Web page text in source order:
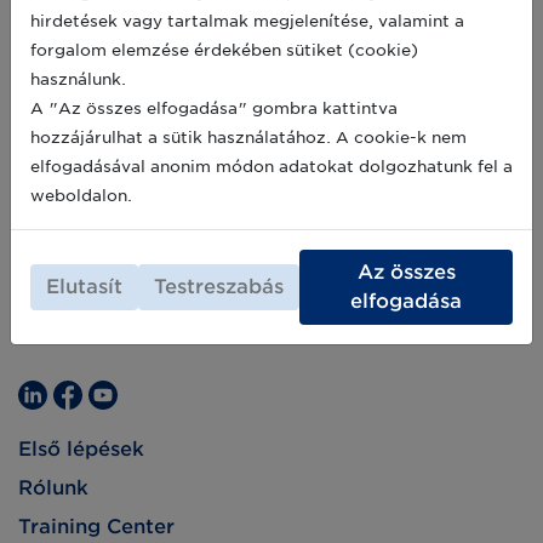
Első lépések
Rólunk
Training Center
hirdetések vagy tartalmak megjelenítése, valamint a
forgalom elemzése érdekében sütiket (cookie)
használunk.
A "Az összes elfogadása" gombra kattintva
hozzájárulhat a sütik használatához. A cookie-k nem
elfogadásával anonim módon adatokat dolgozhatunk fel a
weboldalon.
Elutasít Testreszabás
Az összes
elfogadása